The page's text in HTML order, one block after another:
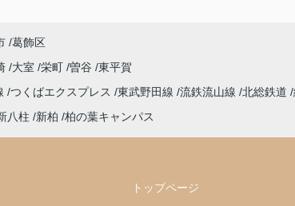
葛飾区
大室 栄町 曽谷 東平賀
つくばエクスプレス 東武野田線 流鉄流山線 北総鉄道
八柱 新柏 柏の葉キャンパス
トップページ